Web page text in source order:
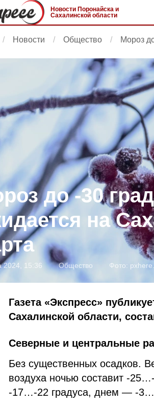
Новости Поронайска и
Сахалинской области
Новости Общество Мороз
до -30
на
2024, 15:36 Общество Фото:
Газета «Экспресс»
Сахалинской области,
Северные и центральные
Без существенных осадков.
воздуха ночью составит -
-17…-22 градуса, днем — -